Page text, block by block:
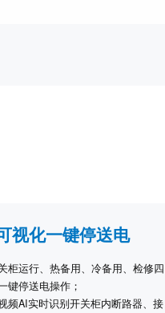
视化一键停送电
柜运行、热备用、冷备用、检修四
键停送电操作；
频AI实时识别开关柜内断路器、接